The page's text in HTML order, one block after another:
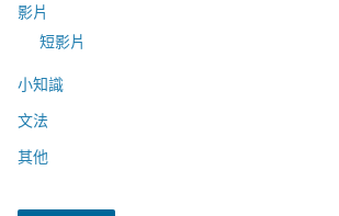
影片
短影片
小知識
文法
其他